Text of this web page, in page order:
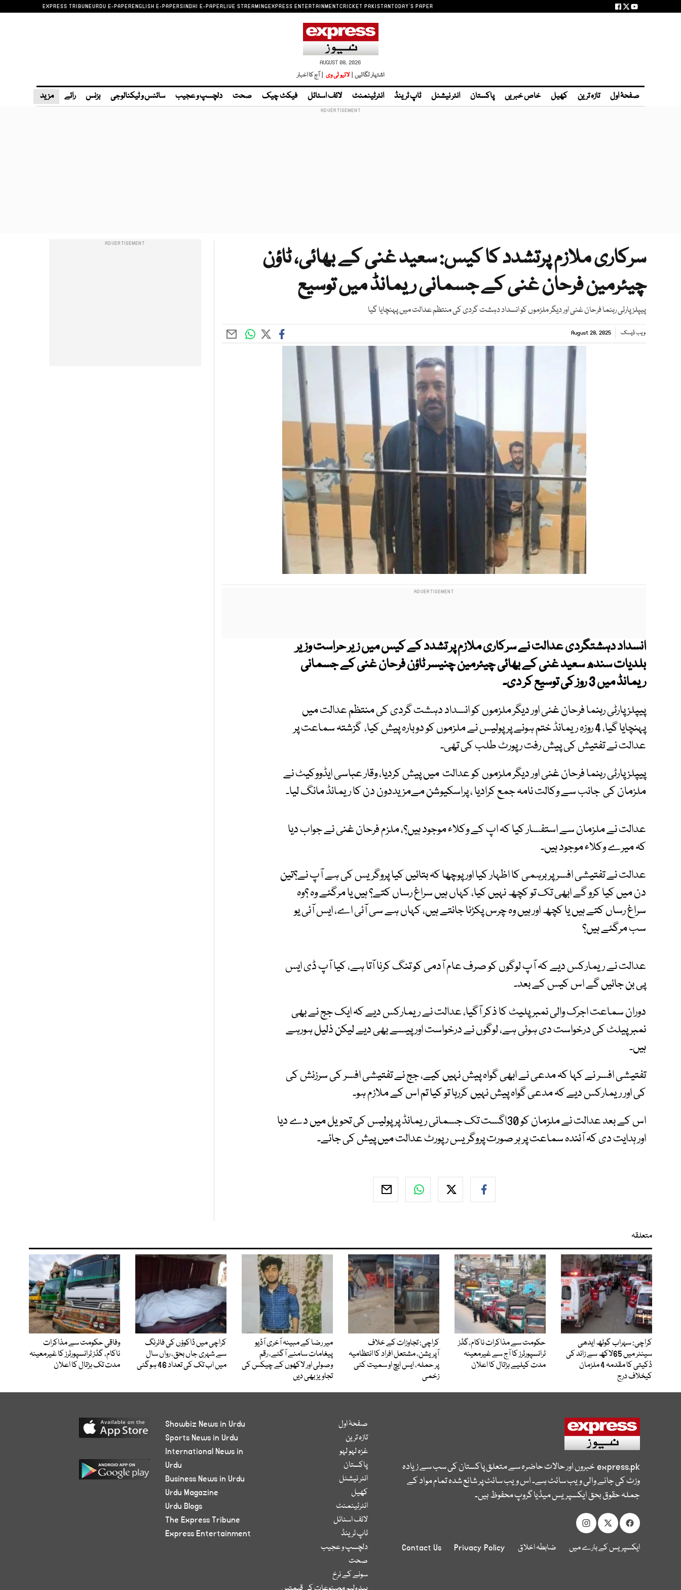
EXPRESS TRIBUNEURDU E-PAPERENGLISH E-PAPERSINDHI E-PAPERLIVE STREAMINGEXPRESS ENTERTAINMENTCRICKET PAKISTANTODAY'S PAPER
AUGUST 08, 2026
اشتہار لگائیں | لائیو ٹی وی | آج کا اخبار
صفحۂ اول تازہ ترین کھیل خاص خبریں پاکستان انٹر نیشنل ٹاپ ٹرینڈ انٹرٹینمنٹ لائف اسٹائل فیکٹ چیک صحت دلچسپ و عجیب سائنس و ٹیکنالوجی بزنس رائے مزید
سرکاری ملازم پرتشدد کا کیس: سعید غنی کے بھائی، ٹاؤن
چیئرمین فرحان غنی کے جسمانی ریمانڈ میں توسیع
پیپلز پارٹی رہنما فرحان غنی اور دیگر ملزموں کو انسداد دہشت گردی کی منتظم عدالت میں پہنچایا گیا
ویب ڈیسک August 28, 2025
انسداد دہشتگردی عدالت نے سرکاری ملازم پر تشدد کے کیس میں زیر حراست وزیر
بلدیات سندھ سعید غنی کے بھائی چیئرمین چنیسر ٹاؤن فرحان غنی کے جسمانی
ریمانڈ میں 3 روز کی توسیع کر دی۔
پیپلز پارٹی رہنما فرحان غنی اور دیگر ملزموں کو انسداد دہشت گردی کی منتظم عدالت میں
پہنچایا گیا، 4 روزہ ریمانڈ ختم ہونے پر پولیس نے ملزموں کو دوبارہ پیش کیا، گزشتہ سماعت پر
عدالت نے تفتیش کی پیش رفت رپورٹ طلب کی تھی۔
پیپلز پارٹی رہنما فرحان غنی اور دیگر ملزموں کو عدالت میں پیش کردیا، وقار عباسی ایڈووکیٹ نے
ملزمان کی جانب سے وکالت نامہ جمع کرادیا ، پراسکیوشن مےمزیددون دن کا ریمانڈ مانگ لیا۔
عدالت نے ملزمان سے استفسار کیا کہ اپ کے وکلاء موجود ہیں؟، ملزم فرحان غنی نے جواب دیا
کہ میرے وکلاء موجود ہیں۔
عدالت نے تفتیشی افسر پر برہمی کا اظہار کیا اور پوچھا کہ بتائیں کیا پروگریس کی ہے آپ نے؟تین
دن میں کیا کرو گے ابھی تک تو کچھ نہیں کیا، کہاں ہیں سراغ رساں کتے؟ ہیں یا مرگئے وہ ؟وہ
سراغ رساں کتے ہیں یا کچھ اور ہیں وہ چرس پکڑنا جانتے ہیں، کہاں ہے سی آئی اے، ایس آئی یو
سب مرگئے ہیں؟
عدالت نے ریمارکس دیے کہ آپ لوگوں کو صرف عام آدمی کو تنگ کرنا آتا ہے، کیا آپ ڈی ایس
پی بن جائیں گے اس کیس کے بعد۔
دوران سماعت اجرک والی نمبر پلیٹ کا ذکر آگیا، عدالت نے ریمارکس دیے کہ ایک جج نے بھی
نمبر پیلٹ کی درخواست دی ہوئی ہے، لوگوں نے درخواست اور پیسے بھی دیے لیکن ذلیل ہورہے
ہیں۔
تفتیشی افسر نے کہا کہ مدعی نے ابھی گواہ پیش نہیں کیے، جج نے تفتیشی افسر کی سرزنش کی
کی اور ریمارکس دیے کہ مدعی گواہ پیش نہیں کررہا تو کیا تم اس کے ملازم ہو۔
اس کے بعد عدالت نے ملزمان کو 30اگست تک جسمانی ریمانڈ پر پولیس کی تحویل میں دے دیا
اور ہدایت دی کہ آئندہ سماعت پر ہر صورت پروگریس رپورٹ عدالت میں پیش کی جائے۔
متعلقہ
کراچی: سہراب گوٹھ ایدھی
سینٹر میں 65لاکھ سے زائد کی
ڈکیتی کا مقدمہ 4 ملزمان
کیخلاف درج
حکومت سے مذاکرات ناکام،گڈز
ٹرانسپورٹرز کا آج سے غیرمعینہ
مدت کیلیے ہڑتال کا اعلان
کراچی: تجاوزات کے خلاف
آپریشن، مشتعل افراد کا انتظامیہ
پر حملہ، ایس ایچ او سمیت کئی
زخمی
میر رضا کے مبینہ آخری آڈیو
پیغامات سامنے آگئے، رقم
وصولی اور لاکھوں کے چیکس کی
تجاویز بھی دیں
کراچی میں ڈاکوؤں کی فائرنگ
سے شہری جاں بحق، رواں سال
میں اب تک کی تعداد 46 ہوگئی
وفاقی حکومت سے مذاکرات
ناکام، گڈز ٹرانسپورٹرز کا غیرمعینہ
مدت تک ہڑتال کا اعلان
express.pkخبروں اور حالات حاضرہ سے متعلق پاکستان کی سب سے زیادہ
وزٹ کی جانے والی ویب سائٹ ہے۔ اس ویب سائٹ پر شائع شدہ تمام مواد کے
جملہ حقوق بحق ایکسپریس میڈیا گروپ محفوظ ہیں۔
ایکسپریس کے بارے میں ضابطہ اخلاق Privacy Policy
Contact Us
صفحۂ اول
تازہ ترین
غزہ لہو لہو
پاکستان
انٹر نیشنل
کھیل
انٹرٹینمنٹ
لائف اسٹائل
ٹاپ ٹرینڈ
دلچسپ و عجیب
صحت
سونے کے نرخ
Showbiz News in Urdu
Sports News in Urdu
International News in
Urdu
Business News in Urdu
Urdu Magazine
Urdu Blogs
The Express Tribune
Express Entertainment